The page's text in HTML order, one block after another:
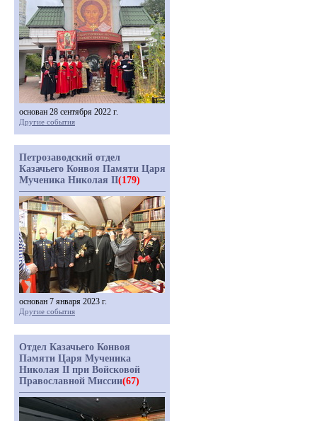
основан 28 сентября 2022 г.
Другие события
Петрозаводский отдел
Казачьего Конвоя Памяти Царя
Мученика Николая II(179)
основан 7 января 2023 г.
Другие события
Отдел Казачьего Конвоя
Памяти Царя Мученика
Николая II при Войсковой
Православной Миссии(67)